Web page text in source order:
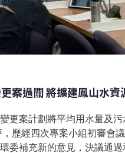
案過關 將擴建鳳山水資
更案計劃將平均用水量及污
歷經四次專案小組初審會
委補充新的意見，決議通